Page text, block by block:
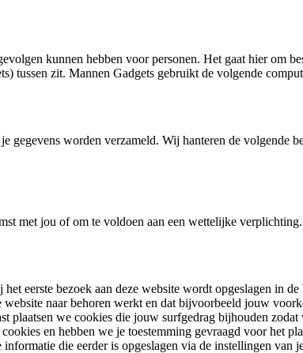
kunnen hebben voor personen. Het gaat hier om
tussen zit. Mannen Gadgets gebruikt de volgende
gegevens worden verzameld. Wij hanteren de volgende
met jou of om te voldoen aan een wettelijke verplichting.
eerste bezoek aan deze website wordt opgeslagen in
naar behoren werkt en dat bijvoorbeeld jouw
we cookies die jouw surfgedrag bijhouden zodat
en hebben we je toestemming gevraagd voor het
die eerder is opgeslagen via de instellingen van